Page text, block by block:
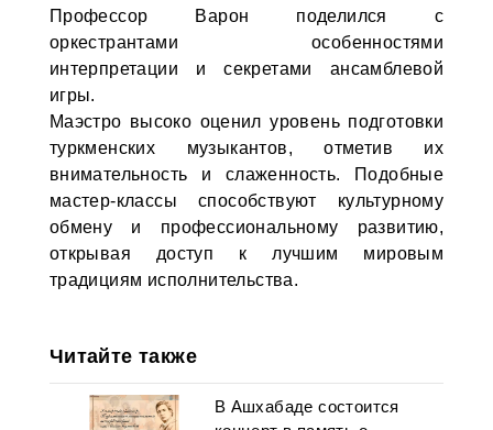
Профессор Варон поделился с
оркестрантами особенностями
интерпретации и секретами ансамблевой
игры.
Маэстро высоко оценил уровень подготовки
туркменских музыкантов, отметив их
внимательность и слаженность. Подобные
мастер-классы способствуют культурному
обмену и профессиональному развитию,
открывая доступ к лучшим мировым
традициям исполнительства.
Читайте также
В Ашхабаде состоится